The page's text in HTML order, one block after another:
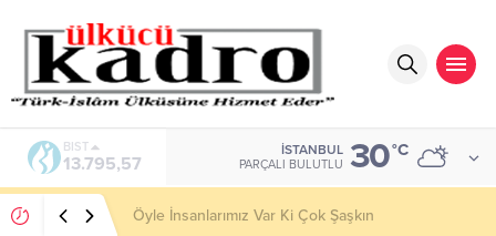
DOLAR
47,7189
İSTANBUL
PARÇALI BULUTLU 30°C
SOSYOLOJİK DÜŞÜNMEK Toplumsal Gerçekliğin
İnşası